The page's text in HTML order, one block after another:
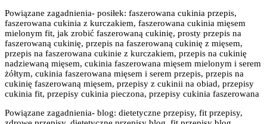
Powiązane zagadnienia- posiłek: faszerowana cukinia przepis,
faszerowana cukinia z kurczakiem, faszerowana cukinia mięsem
mielonym fit, jak zrobić faszerowaną cukinię, prosty przepis na
faszerowaną cukinię, przepis na faszerowaną cukinię z mięsem,
przepis na faszerowana cukinie z kurczakiem, przepis na cukinię
nadziewaną mięsem, cukinia faszerowana mięsem mielonym i serem
żółtym, cukinia faszerowana mięsem i serem przepis, przepis na
cukinię faszerowaną mięsem, przepisy z cukinii na obiad, przepisy
cukinia fit, przepisy cukinia pieczona, przepisy cukinia faszerowana
Powiązane zagadnienia- blog: dietetyczne przepisy, fit przepisy,